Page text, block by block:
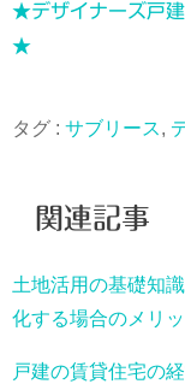
★デザイナーズ戸
★
タグ : サブリース,
関連記事
土地活用の基礎知
化する場合のメリ
戸建の賃貸住宅の